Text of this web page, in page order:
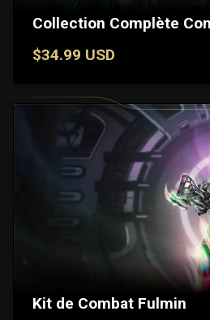
Collection Complète
$34.99 USD
Kit de Combat Fulmin